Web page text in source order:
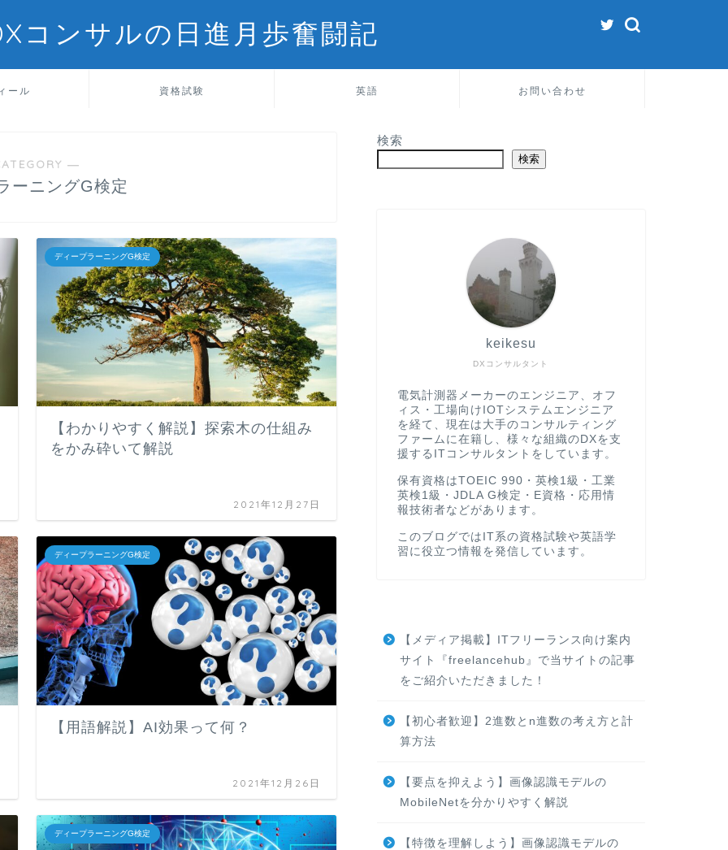
コンサルの日進月歩奮闘記
ール 資格試験 英語 お問い合わせ
―
ーニングG検定
ディープラーニングG検定
【わかりやすく解説】探索木の仕組み
をかみ砕いて解説
2021年12月27日
ディープラーニングG検定
【用語解説】AI効果って何？
2021年12月26日
ディープラーニングG検定
検索
検索
DXコンサルタント
keikesu
電気計測器メーカーのエンジニア、オフ
ィス・工場向けIOTシステムエンジニア
を経て、現在は大手のコンサルティング
ファームに在籍し、様々な組織のDXを支
援するITコンサルタントをしています。
保有資格はTOEIC 990・英検1級・工業
英検1級・JDLA G検定・E資格・応用情
報技術者などがあります。
このブログではIT系の資格試験や英語学
習に役立つ情報を発信しています。
【メディア掲載】ITフリーランス向け案内
サイト『freelancehub』で当サイトの記事
をご紹介いただきました！
【初心者歓迎】2進数とn進数の考え方と計
算方法
【要点を抑えよう】画像認識モデルの
MobileNetを分かりやすく解説
【特徴を理解しよう】画像認識モデルの